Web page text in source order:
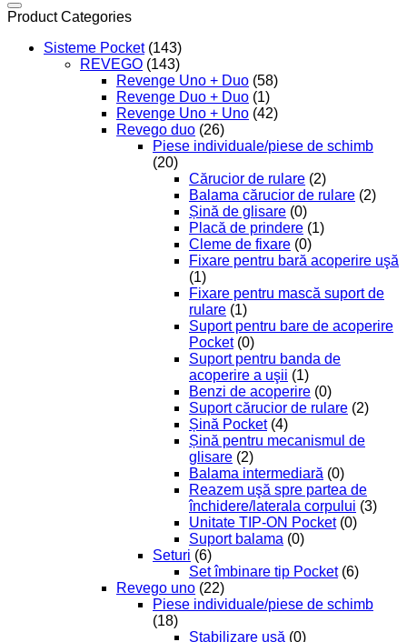
Product Categories
Sisteme Pocket (143)
REVEGO (143)
Revenge Uno + Duo (58)
Revenge Duo + Duo (1)
Revenge Uno + Uno (42)
Revego duo (26)
Piese individuale/piese de schimb
(20)
Cărucior de rulare (2)
Balama cărucior de rulare (2)
Șină de glisare (0)
Placă de prindere (1)
Cleme de fixare (0)
Fixare pentru bară acoperire uşă
(1)
Fixare pentru mască suport de
rulare (1)
Suport pentru bare de acoperire
Pocket (0)
Suport pentru banda de
acoperire a uşii (1)
Benzi de acoperire (0)
Suport cărucior de rulare (2)
Șină Pocket (4)
Șină pentru mecanismul de
glisare (2)
Balama intermediară (0)
Reazem uşă spre partea de
închidere/laterala corpului (3)
Unitate TIP-ON Pocket (0)
Suport balama (0)
Seturi (6)
Set îmbinare tip Pocket (6)
Revego uno (22)
Piese individuale/piese de schimb
(18)
Stabilizare uşă (0)